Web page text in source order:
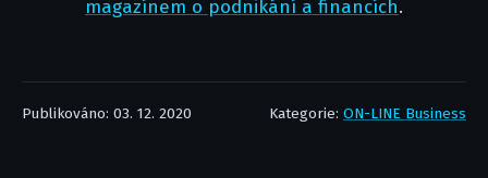
magazínem o podnikání a financích.
Publikováno: 03. 12. 2020 Kategorie: ON-LINE Business